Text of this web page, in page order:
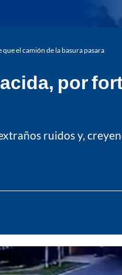
el camión de la basura pasara
por
ruidos y,